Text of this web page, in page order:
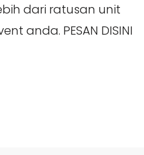
dari ratusan unit
anda. PESAN DISINI